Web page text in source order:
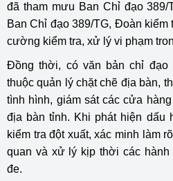
đã tham mưu Ban Chỉ đạo 389/
Ban Chỉ đạo 389/TG, Đoàn kiểm
cường kiểm tra, xử lý vi phạm
Đồng thời, có văn bản chỉ
thuộc quản lý chặt chẽ địa bàn,
tình hình, giám sát các cửa
địa bàn tỉnh. Khi phát hiện dấu
kiểm tra đột xuất, xác minh làm
quan và xử lý kịp thời các hành
đe.